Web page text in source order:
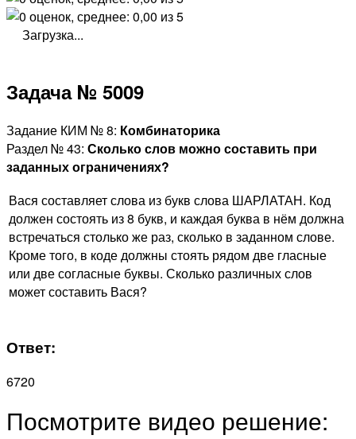
Загрузка...
Задача № 5009
Задание КИМ № 8: Комбинаторика
Раздел № 43: Сколько слов можно составить при
заданных ограничениях?
Вася составляет слова из букв слова ШАРЛАТАН. Код
должен состоять из 8 букв, и каждая буква в нём должна
встречаться столько же раз, сколько в заданном слове.
Кроме того, в коде должны стоять рядом две гласные
или две согласные буквы. Сколько различных слов
может составить Вася?
Ответ:
6720
Посмотрите видео решение: